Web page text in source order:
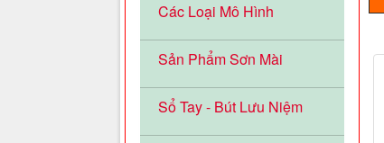
Các Loại Mô Hình
Sản Phẩm Sơn Mài
Sổ Tay - Bút Lưu Niệm